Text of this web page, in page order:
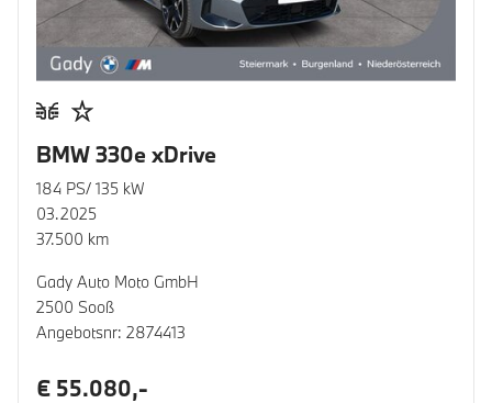
BMW 330e xDrive
184 PS/ 135 kW
03.2025
37.500 km
Gady Auto Moto GmbH
2500 Sooß
Angebotsnr: 2874413
€ 55.080,-